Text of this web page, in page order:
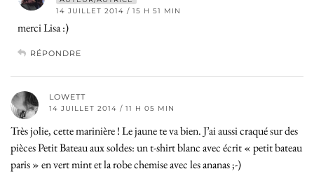
14 JUILLET 2014 / 15 H 51 MIN
merci Lisa :)
RÉPONDRE
LOWETT
14 JUILLET 2014 / 11 H 05 MIN
Très jolie, cette marinière ! Le jaune te va bien. J’ai aussi craqué sur des
pièces Petit Bateau aux soldes: un t-shirt blanc avec écrit « petit bateau
paris » en vert mint et la robe chemise avec les ananas ;-)